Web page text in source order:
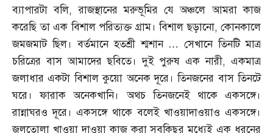
ব্যাপারটা বলি,রাজস্থানের মরুভূমির যে অঞ্চলে আমরা কাজ
করেছি তা এক বিশাল পরিত্যক্ত গ্রাম। বিশাল ছড়ানো, কোনকালে
জমজমাট ছিল। বর্তমানে হতশ্রী শ্মশান …সেখানে তিনটি মাত্র
চরিত্রের বাস আমাদের ছবিতে। দুই পুরুষ এক নারী, একমাত্র
জলাধার একটা বিশাল কুয়ো অনেক দূরে। তিনজনের বাস তিনটে
ঘরে। ফারাক অনেকখানি। অথচ তিনজনেই থাকে একসঙ্গে।
রান্নাঘরও দূরে। একসঙ্গে থাকে বলেই খাওয়াদাওয়াও একসঙ্গে।
জলতোলা খাওয়া দাওয়া কাজ করা সবকিছুর মধ্যেই এক ধরনের